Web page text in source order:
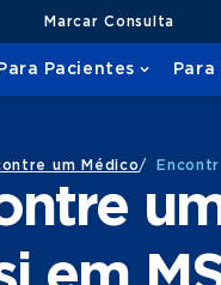
Marcar Consulta
Para Pacientes Para
um Médico/